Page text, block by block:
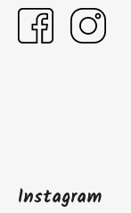
Instagram